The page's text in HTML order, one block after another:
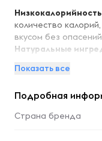
количество
вкусом без
Натуральные
искусственных
который идеально
Поддержка диеты:
Показать все
Подробная
Страна бренда